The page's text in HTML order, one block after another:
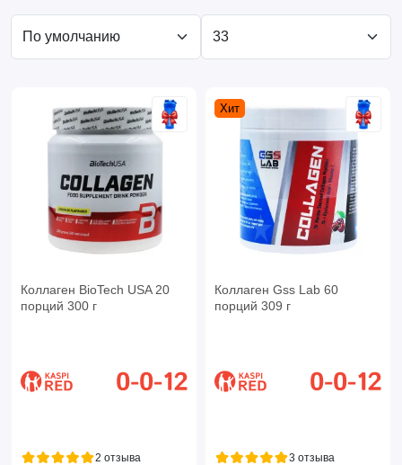
Коллаген BioTech USA 20
порций 300 г
2 отзыва
Хит
Коллаген Gss Lab 60
порций 309 г
3 отзыва